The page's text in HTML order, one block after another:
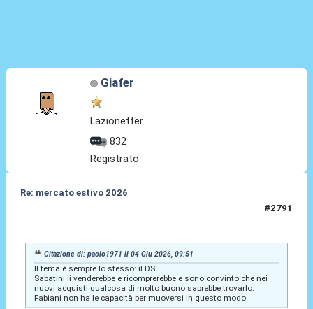
Giafer
Lazionetter
832
Registrato
Re: mercato estivo 2026
#2791
Citazione di: paolo1971 il 04 Giu 2026, 09:51
Il tema è sempre lo stesso: il DS.
Sabatini li venderebbe e ricomprerebbe e sono convinto che nei
nuovi acquisti qualcosa di molto buono saprebbe trovarlo.
Fabiani non ha le capacità per muoversi in questo modo.